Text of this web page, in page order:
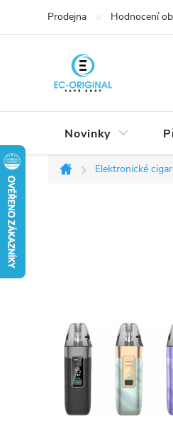
Prodejna Hodnocení
Novinky
Domů
Elektronické